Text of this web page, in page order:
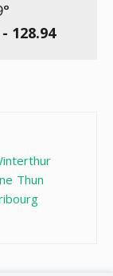
°
128.94
Thun